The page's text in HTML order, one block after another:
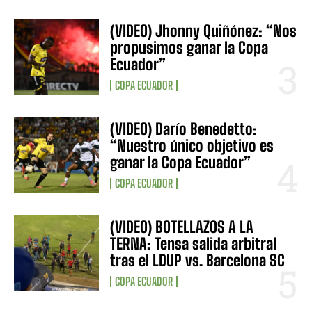
(VIDEO) Jhonny Quiñónez: “Nos
propusimos ganar la Copa
Ecuador”
COPA ECUADOR
(VIDEO) Darío Benedetto:
“Nuestro único objetivo es
ganar la Copa Ecuador”
COPA ECUADOR
(VIDEO) BOTELLAZOS A LA
TERNA: Tensa salida arbitral
tras el LDUP vs. Barcelona SC
COPA ECUADOR